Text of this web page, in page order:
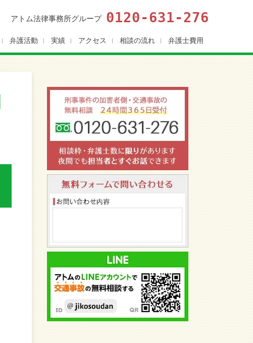
アトム法律事務所グループ 0120-631-276
弁護活動 実績 アクセス 相談の流れ 弁護士費用